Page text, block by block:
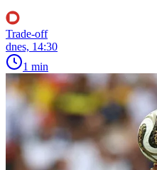
Trade-off
dnes, 14:30
1 min